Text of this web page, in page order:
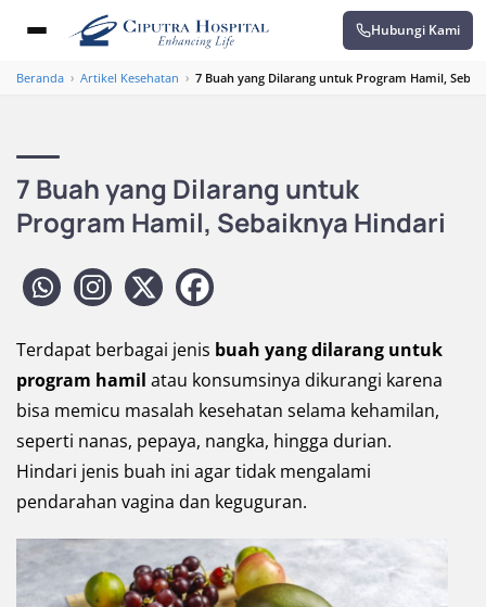
Hubungi Kami
Beranda › Artikel Kesehatan › 7 Buah yang Dilarang untuk Program Hamil,
7 Buah yang Dilarang untuk
Program Hamil, Sebaiknya Hindari
Terdapat berbagai jenis buah yang dilarang untuk
program hamil atau konsumsinya dikurangi karena
bisa memicu masalah kesehatan selama kehamilan,
seperti nanas, pepaya, nangka, hingga durian.
Hindari jenis buah ini agar tidak mengalami
pendarahan vagina dan keguguran.